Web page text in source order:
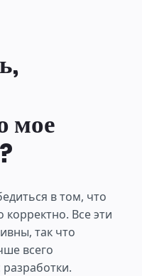
мое
в том, что
Все эти
так что
всего